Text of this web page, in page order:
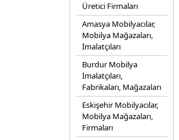
Üretici Firmaları
Amasya Mobilyacılar,
Mobilya Mağazaları,
İmalatçıları
Burdur Mobilya
İmalatçıları,
Fabrikaları, Mağazaları
Eskişehir Mobilyacılar,
Mobilya Mağazaları,
Firmaları